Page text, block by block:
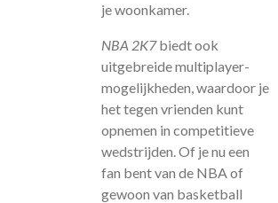
je woonkamer.
NBA 2K7biedt ook
uitgebreide multiplayer-
mogelijkheden, waardoor je
het tegen vrienden kunt
opnemen in competitieve
wedstrijden. Of je nu een
fan bent van de NBA of
gewoon van basketball